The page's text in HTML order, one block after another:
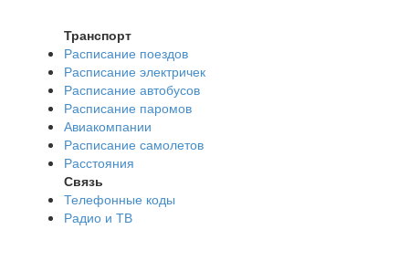
Транспорт
Расписание поездов
Расписание электричек
Расписание автобусов
Расписание паромов
Авиакомпании
Расписание самолетов
Расстояния
Связь
Телефонные коды
Радио и ТВ